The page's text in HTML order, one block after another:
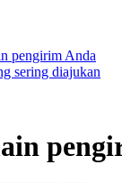
pengirim Anda
sering diajukan